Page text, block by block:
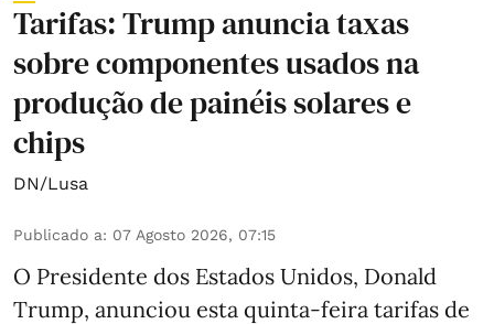
Tarifas: Trump anuncia taxas
sobre componentes usados na
produção de painéis solares e
chips
DN/Lusa
Publicado a: 07 Agosto 2026, 07:15
O Presidente dos Estados Unidos, Donald
Trump, anunciou esta quinta-feira tarifas de